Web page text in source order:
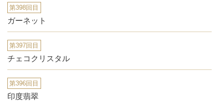
第398回目
ガーネット
第397回目
チェコクリスタル
第396回目
印度翡翠